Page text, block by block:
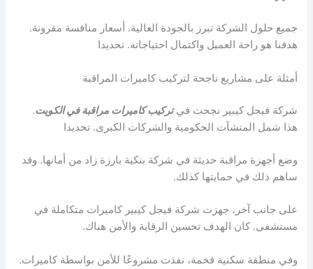
جميع حلول الشركة تبرز بالجودة العالية. أسعار منافسة مقرونة.
هدفنا هو راحة العميل واكتمال احتياجاته. تحديدا
أمثلة على مشاريع ناجحة لتركيب كاميرات المراقبة
شركة فيجل كيبير نجحت فيتركيب كاميرات مراقبة في الكويت.
هذا شمل المنشآت الحكومية والشركات الكبرى. تحديدا
وضع أجهزة مراقبة حديثة في شركة بنكية بارزة زاد من أمانها. وقد
ساهم ذلك في حمايتها كذلك.
على جانب آخر، جهزت شركة فيجل كيبير كاميرات متكاملة في
مستشفى. كان الهدف تحسين الرقابة والأمن هناك.
وفي منطقة سكنية فخمة، نفذت مشروعًا للأمن بواسطة كاميرات.